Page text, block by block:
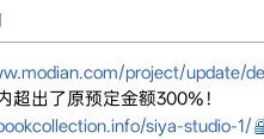
project/update/
超出了原预定金额300%！
siya-studio-1/